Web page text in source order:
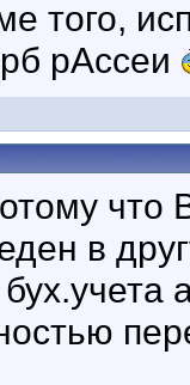
того,
рАссеи
что
в